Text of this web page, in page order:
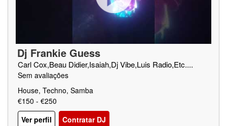
Dj Frankie Guess
Carl Cox,Beau Didier,Isaiah,Dj Vibe,Luis Radio,Etc....
Sem avaliações
House, Techno, Samba
€150 - €250
Ver perfil
Contratar DJ